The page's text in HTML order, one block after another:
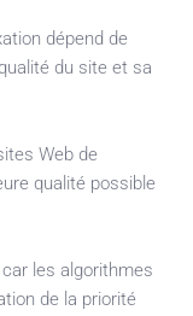
dépend de
du site et sa
Web de
qualité possible
les algorithmes
de la priorité